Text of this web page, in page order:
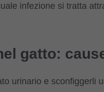
infezione si tratta
gatto:
urinario e sconfiggerli